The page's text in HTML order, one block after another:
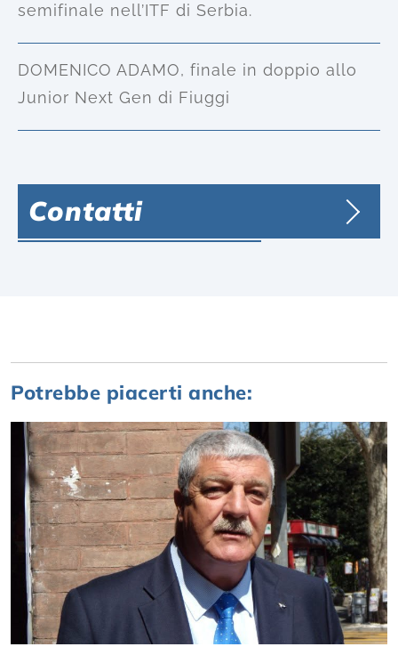
semifinale nell’ITF di Serbia.
DOMENICO ADAMO, finale in doppio allo
Junior Next Gen di Fiuggi
Contatti
Potrebbe piacerti anche: